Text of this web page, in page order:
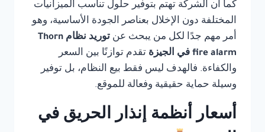
كما أن الشركة تهتم بتوفير حلول تناسب الميزانيات
المختلفة دون الإخلال بعناصر الجودة الأساسية، وهو
أمر مهم جدًا لكل من يبحث عن
توريد نظام Thorn
fire alarm في الجيزة
تقدم توازنًا بين السعر
والكفاءة. فالهدف ليس فقط بيع النظام، بل توفير
وسيلة حماية حقيقية وفعالة للموقع.
أسعار أنظمة إنذار الحريق في